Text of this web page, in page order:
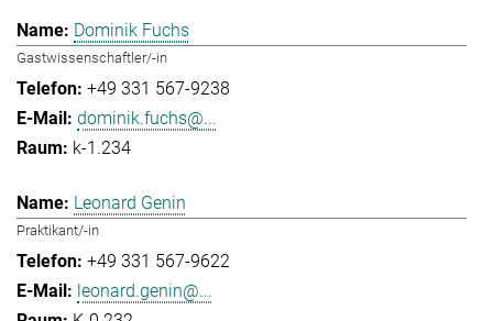
Dominik Fuchs
Gastwissenschaftler/-in
+49 331 567-9238
dominik.fuchs@...
k-1.234
Leonard Genin
Praktikant/-in
+49 331 567-9622
leonard.genin@...